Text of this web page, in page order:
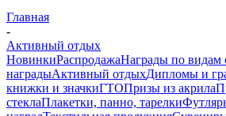
Главная
-
Активный отдых
НовинкиРаспродажаНаграды по видам
наградыАктивный отдыхДипломы и
книжки и значкиГТОПризы из акрила
стеклаПлакетки, панно, тарелки